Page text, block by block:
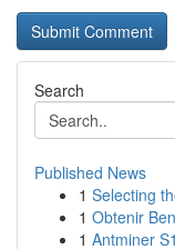
Search
Published News
1 Selecting
1 Obtenir
1 Antminer